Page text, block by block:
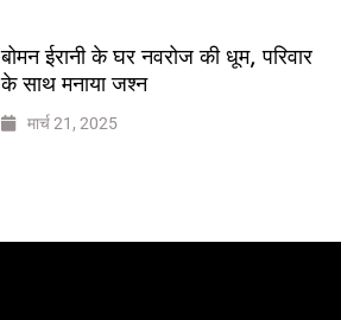
बोमन ईरानी के घर नवरोज की धूम, परिवार
के साथ मनाया जश्न
मार्च 21, 2025